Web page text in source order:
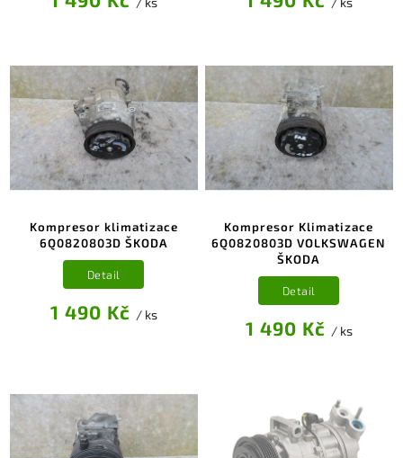
Kompresor klimatizace
6Q0820803D ŠKODA
1 490 Kč / ks
Detail
Kompresor Klimatizace
6Q0820803D VOLKSWAGEN
ŠKODA
1 490 Kč / ks
Detail